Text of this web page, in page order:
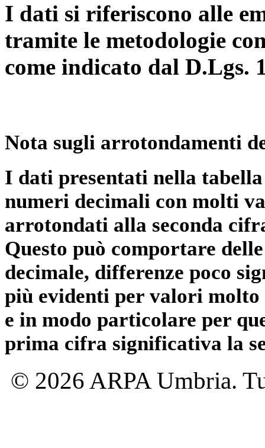
I dati si riferiscono alle
tramite le metodologie
come indicato dal D.Lgs.
Nota sugli arrotondamenti
I dati presentati nella
numeri decimali con molti
arrotondati alla seconda
Questo può comportare
decimale, differenze poco
più evidenti per valori
e in modo particolare per
prima cifra significativa la
© 2026 ARPA Umbria.